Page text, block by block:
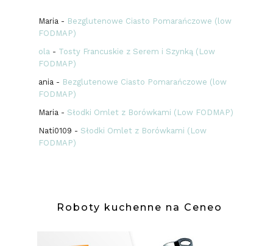
Maria- Bezglutenowe Ciasto Pomarańczowe (low
FODMAP)
ola- Tosty Francuskie z Serem i Szynką (Low
FODMAP)
ania- Bezglutenowe Ciasto Pomarańczowe (low
FODMAP)
Maria- Słodki Omlet z Borówkami (Low FODMAP)
Nati0109 - Słodki Omlet z Borówkami (Low
FODMAP)
Roboty kuchenne na Ceneo